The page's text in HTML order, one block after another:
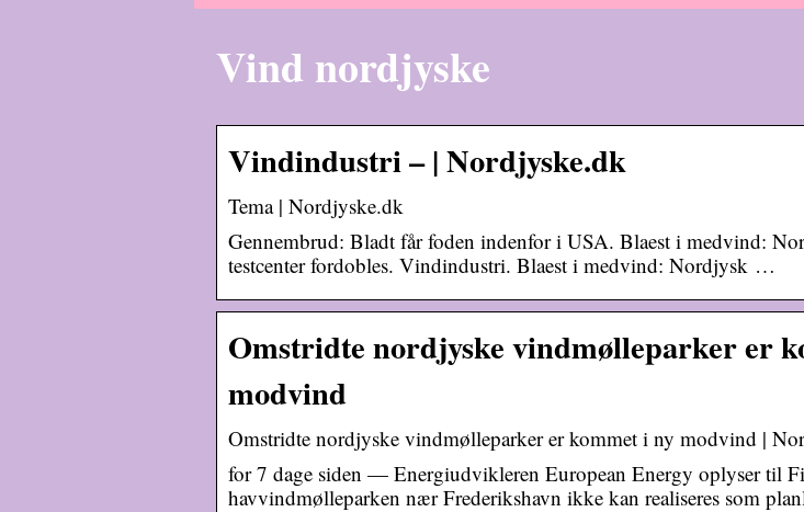
Vind nordjyske
Vindindustri – | Nordjyske.dk
Tema | Nordjyske.dk
Gennembrud: Bladt får foden indenfor i USA. Blaest i medvind:
testcenter fordobles. Vindindustri. Blaest i medvind: Nordjysk …
Omstridte nordjyske vindmølleparker er
modvind
Omstridte nordjyske vindmølleparker er kommet i ny modvind |
for 7 dage siden — Energiudvikleren European Energy oplyser til
havvindmølleparken nær Frederikshavn ikke kan realiseres som